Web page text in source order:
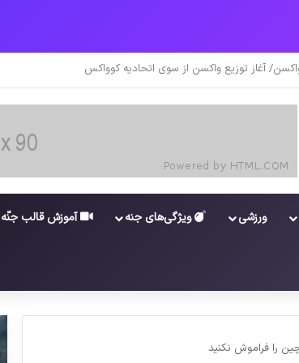
نگرانی از گسترش ویروس انگلیسی در تهران
ورزشی ویژگی‌های جنه آموزش قالب جنّه
را فراموش نکنید